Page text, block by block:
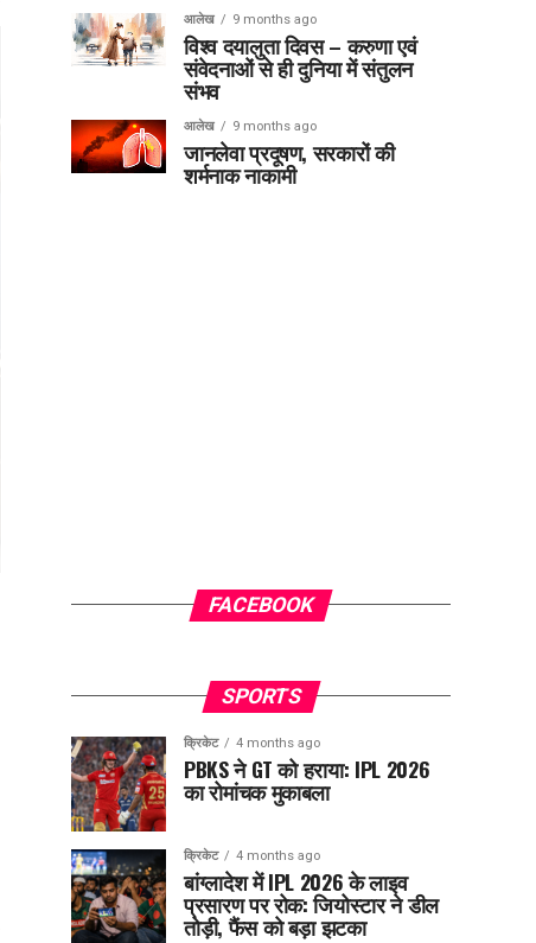
आलेख 9 months ago
विश्व दयालुता दिवस – करुणा एवं
संवेदनाओं से ही दुनिया में संतुलन
संभव
आलेख 9 months ago
जानलेवा प्रदूषण, सरकारों की
शर्मनाक नाकामी
FACEBOOK
SPORTS
क्रिकेट 4 months ago
PBKS ने GT को हराया: IPL 2026
का रोमांचक मुकाबला
क्रिकेट 4 months ago
बांग्लादेश में IPL 2026 के लाइव
प्रसारण पर रोक: जियोस्टार ने डील
तोड़ी, फैंस को बड़ा झटका